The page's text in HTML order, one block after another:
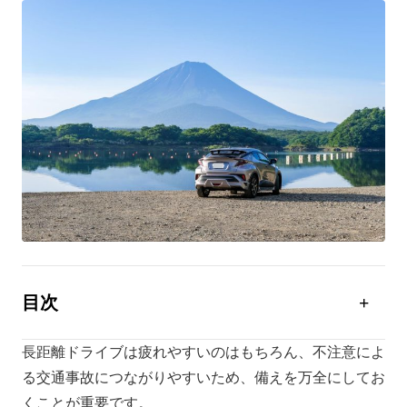
目次
長距離ドライブで疲れないコツ
長距離ドライブの疲れの兆候
長距離ドライブは疲れやすいのはもちろん、不注意によ
る交通事故につながりやすいため、備えを万全にしてお
くことが重要です。